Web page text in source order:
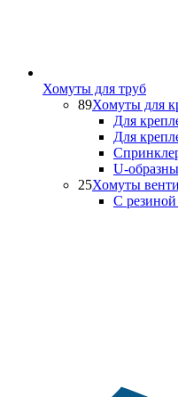
Хомуты для труб
89Хомуты для
Для
Для
U-
25Хомуты
С